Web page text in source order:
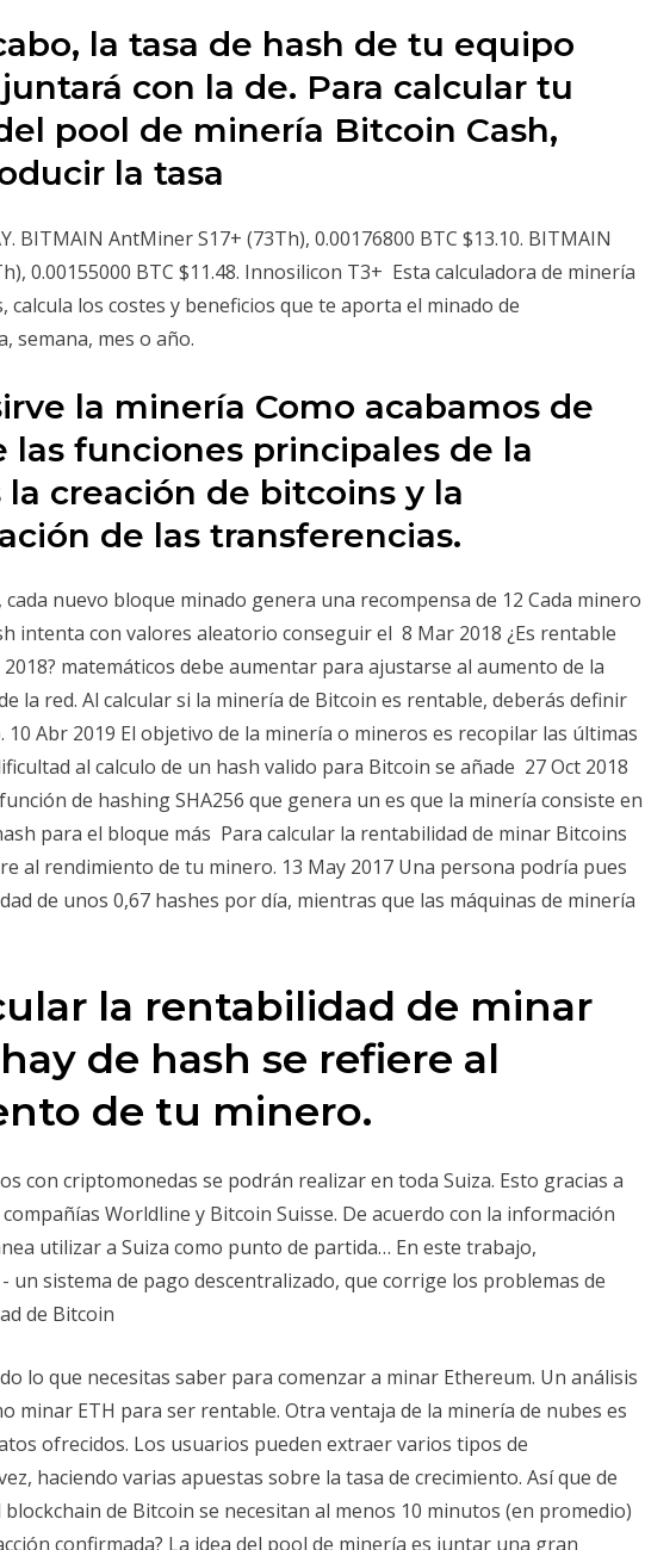
la tasa de hash de tu equipo
con la de. Para calcular tu
pool de minería Bitcoin Cash,
la tasa
BITMAIN AntMiner S17+ (73Th), 0.00176800 BTC $13.10. BITMAIN
0.00155000 BTC $11.48. Innosilicon T3+ Esta calculadora de minería
calcula los costes y beneficios que te aporta el minado de
semana, mes o año.
la minería Como acabamos de
las funciones principales de la
la creación de bitcoins y la
de las transferencias.
nuevo bloque minado genera una recompensa de 12 Cada minero
intenta con valores aleatorio conseguir el 8 Mar 2018 ¿Es rentable
matemáticos debe aumentar para ajustarse al aumento de la
la red. Al calcular si la minería de Bitcoin es rentable, deberás definir
10 Abr 2019 El objetivo de la minería o mineros es recopilar las últimas
al calculo de un hash valido para Bitcoin se añade 27 Oct 2018
de hashing SHA256 que genera un es que la minería consiste en
para el bloque más Para calcular la rentabilidad de minar Bitcoins
al rendimiento de tu minero. 13 May 2017 Una persona podría pues
de unos 0,67 hashes por día, mientras que las máquinas de minería
la rentabilidad de minar
de hash se refiere al
de tu minero.
con criptomonedas se podrán realizar en toda Suiza. Esto gracias a
Worldline y Bitcoin Suisse. De acuerdo con la información
utilizar a Suiza como punto de partida… En este trabajo,
un sistema de pago descentralizado, que corrige los problemas de
de Bitcoin
lo que necesitas saber para comenzar a minar Ethereum. Un análisis
minar ETH para ser rentable. Otra ventaja de la minería de nubes es
ofrecidos. Los usuarios pueden extraer varios tipos de
haciendo varias apuestas sobre la tasa de crecimiento. Así que de
blockchain de Bitcoin se necesitan al menos 10 minutos (en promedio)
confirmada? La idea del pool de minería es juntar una gran